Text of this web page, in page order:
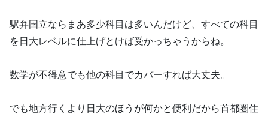
駅弁国立ならまあ多少科目は多いんだけど、すべての科目
を日大レベルに仕上げとけば受かっちゃうからね。
数学が不得意でも他の科目でカバーすれば大丈夫。
でも地方行くより日大のほうが何かと便利だから首都圏住